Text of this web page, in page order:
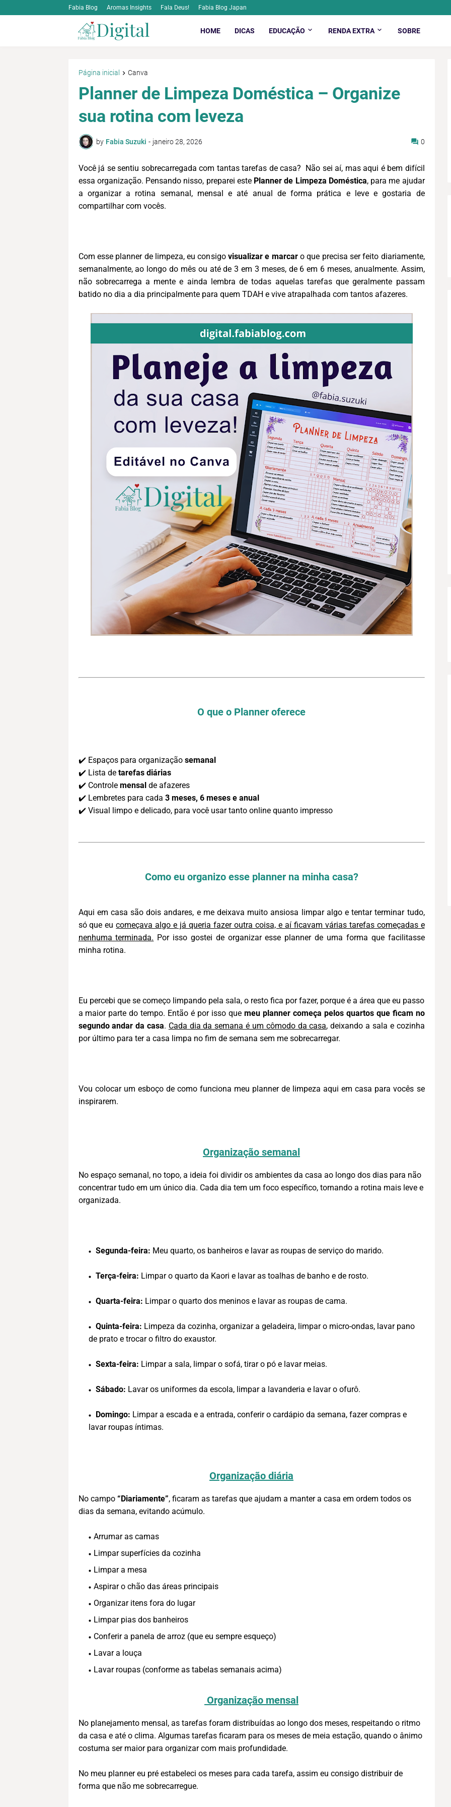
Fabia Blog Aromas Insights Fala Deus! Fabia Blog Japan
HOME DICAS EDUCAÇÃO RENDA EXTRA SOBRE
Página inicial Canva
Planner de Limpeza Doméstica – Organize
sua rotina com leveza
by Fabia Suzuki - janeiro 28, 2026 0
Você já se sentiu sobrecarregada com tantas tarefas de casa? Não sei aí, mas aqui é bem difícil
essa organização. Pensando nisso, preparei este Planner de Limpeza Doméstica, para me ajudar
a organizar a rotina semanal, mensal e até anual de forma prática e leve e gostaria de
compartilhar com vocês.
Com esse planner de limpeza, eu consigo visualizar e marcaro que precisa ser feito diariamente,
semanalmente, ao longo do mês ou até de 3 em 3 meses, de 6 em 6 meses, anualmente. Assim,
não sobrecarrega a mente e ainda lembra de todas aquelas tarefas que geralmente passam
batido no dia a dia principalmente para quem TDAH e vive atrapalhada com tantos afazeres.
O que o Planner oferece
✔️ Espaços para organização semanal
✔️ Lista de tarefas diárias
✔️ Controle mensal de afazeres
✔️ Lembretes para cada 3 meses, 6 meses e anual
✔️ Visual limpo e delicado, para você usar tanto online quanto impresso
Como eu organizo esse planner na minha casa?
Aqui em casa são dois andares, e me deixava muito ansiosa limpar algo e tentar terminar tudo,
só que eucomeçava algo e já queria fazer outra coisa, e aí ficavam várias tarefas começadas e
nenhuma terminada. Por isso gostei de organizar esse planner de uma forma que facilitasse
minha rotina.
Eu percebi que se começo limpando pela sala, o resto fica por fazer, porque é a área que eu passo
a maior parte do tempo. Então é por isso que meu planner começa pelos quartos que ficam no
segundo andar da casa. Cada dia da semana é um cômodo da casa, deixando a sala e cozinha
por último para ter a casa limpa no fim de semana sem me sobrecarregar.
Vou colocar um esboço de como funciona meu planner de limpeza aqui em casa para vocês se
inspirarem.
Organização semanal
No espaço semanal, no topo, a ideia foi dividir os ambientes da casa ao longo dos dias para não
concentrar tudo em um único dia. Cada dia tem um foco específico, tornando a rotina mais leve e
organizada.
Segunda-feira: Meu quarto, os banheiros e lavar as roupas de serviço do marido.
Terça-feira: Limpar o quarto da Kaori e lavar as toalhas de banho e de rosto.
Quarta-feira: Limpar o quarto dos meninos e lavar as roupas de cama.
Quinta-feira: Limpeza da cozinha, organizar a geladeira, limpar o micro-ondas, lavar pano
de prato e trocar o filtro do exaustor.
Sexta-feira: Limpar a sala, limpar o sofá, tirar o pó e lavar meias.
Sábado: Lavar os uniformes da escola, limpar a lavanderia e lavar o ofurô.
Domingo: Limpar a escada e a entrada, conferir o cardápio da semana, fazer compras e
lavar roupas íntimas.
Organização diária
No campo “Diariamente”, ficaram as tarefas que ajudam a manter a casa em ordem todos os
dias da semana, evitando acúmulo.
Arrumar as camas
Limpar superfícies da cozinha
Limpar a mesa
Aspirar o chão das áreas principais
Organizar itens fora do lugar
Limpar pias dos banheiros
Conferir a panela de arroz (que eu sempre esqueço)
Lavar a louça
Lavar roupas (conforme as tabelas semanais acima)
Organização mensal
No planejamento mensal, as tarefas foram distribuídas ao longo dos meses, respeitando o ritmo
da casa e até o clima. Algumas tarefas ficaram para os meses de meia estação, quando o ânimo
costuma ser maior para organizar com mais profundidade.
No meu planner eu pré estabeleci os meses para cada tarefa, assim eu consigo distribuir de
forma que não me sobrecarregue.